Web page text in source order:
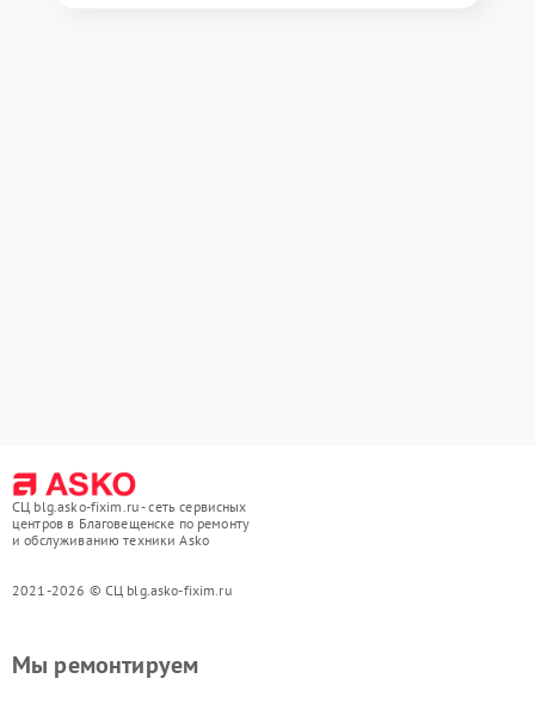
СЦ blg.asko-fixim.ru - сеть сервисных
центров в Благовещенске по ремонту
и обслуживанию техники Asko
2021-2026 © СЦ blg.asko-fixim.ru
Мы ремонтируем